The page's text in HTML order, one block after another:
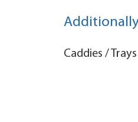
Caddies / Trays